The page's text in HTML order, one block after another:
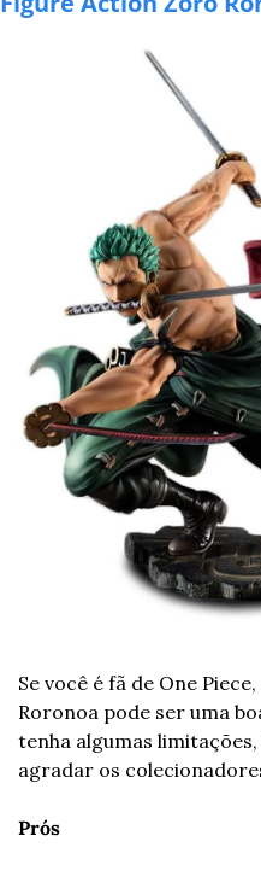
Se você é fã de One
Roronoa pode ser uma
tenha algumas
agradar os
Prós